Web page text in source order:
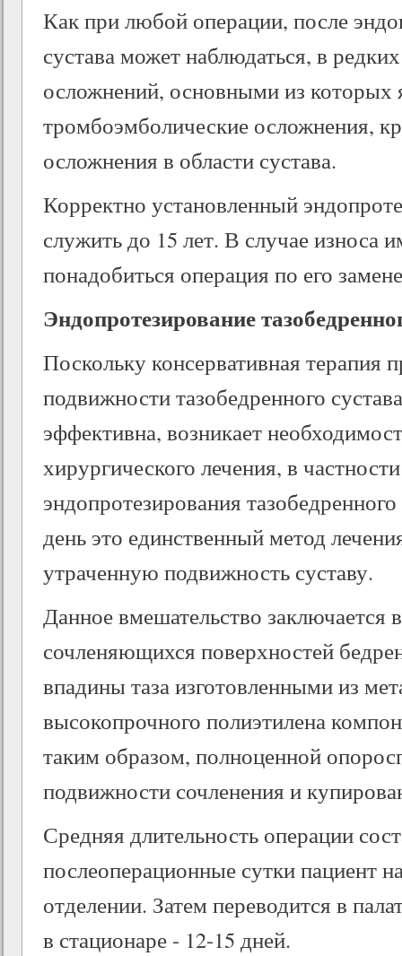
Как при любой операции, после
сустава может наблюдаться, в
осложнений, основными из которых
тромбоэмболические осложнения,
осложнения в области сустава.
Корректно установленный
служить до 15 лет. В случае износа
понадобиться операция по его
Эндопротезирование
Поскольку консервативная терапия
подвижности тазобедренного
эффективна, возникает
хирургического лечения, в
эндопротезирования
день это единственный метод
утраченную подвижность суставу.
Данное вмешательство заключается
сочленяющихся поверхностей
впадины таза изготовленными из
высокопрочного полиэтилена
таким образом, полноценной
подвижности сочленения и
Средняя длительность операции
послеоперационные сутки пациент
отделении. Затем переводится в
в стационаре - 12-15 дней.